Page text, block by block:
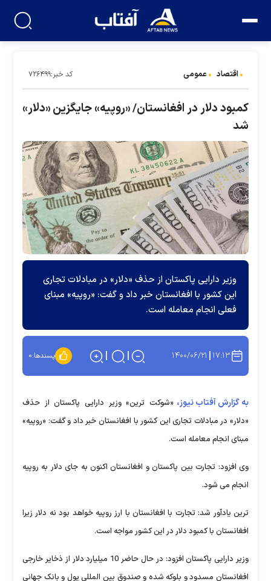
اقتصاد عمومی کد خبر:۷۲۶۴۹۹
کمبود دلار در افغانستان/ «روپیه» جایگزین «دلار»
شد
وزیر دارایی پاکستان از حذف «دلار» در مبادلات تجاری
این کشور با افغانستان خبر داد و گفت: «روپیه» مبنای
فعلی انجام معامله است.
۱۷:۱۳ ۱۴۰۰/۰۶/۲۱ پسندها:۰
به گزارش آفتاب نیوز، «شوکت ترین» وزیر دارایی پاکستان از حذف
«دلار» در مبادلات تجاری این کشور با افغانستان خبر داد و گفت: «روپیه»
مبنای انجام معامله است.
وی افزود: تجارت بین پاکستان و افغانستان اکنون به جای دلار به روپیه
انجام می شود.
ترین یادآور شد: تجارت با افغانستان با ارز روپیه خواهد بود نه دلار زیرا
افغانستان با کمبود دلار در این کشور مواجه است.
وزیر دارایی پاکستان افزود: در حال حاضر 10 میلیارد دلار از ذخایر خارجی
افغانستان مسدود و بلوکه شده و صندوق بین المللی پول و بانک جهانی